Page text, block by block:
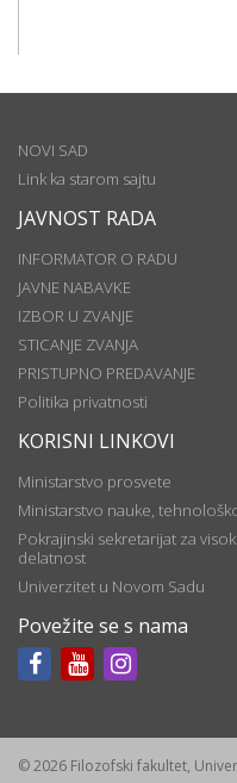
NOVI SAD
Link ka starom sajtu
JAVNOST RADA
INFORMATOR O RADU
JAVNE NABAVKE
IZBOR U ZVANJE
STICANJE ZVANJA
PRISTUPNO PREDAVANJE
Politika privatnosti
KORISNI LINKOVI
Ministarstvo prosvete
Ministarstvo nauke,
Pokrajinski sekretarijat za
delatnost
Univerzitet u Novom Sadu
Povežite se s nama
© 2026 Filozofski fakultet,